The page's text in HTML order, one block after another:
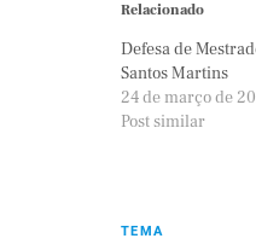
Relacionado
Defesa de
Santos Martins
24 de março de
Post similar
TEMA